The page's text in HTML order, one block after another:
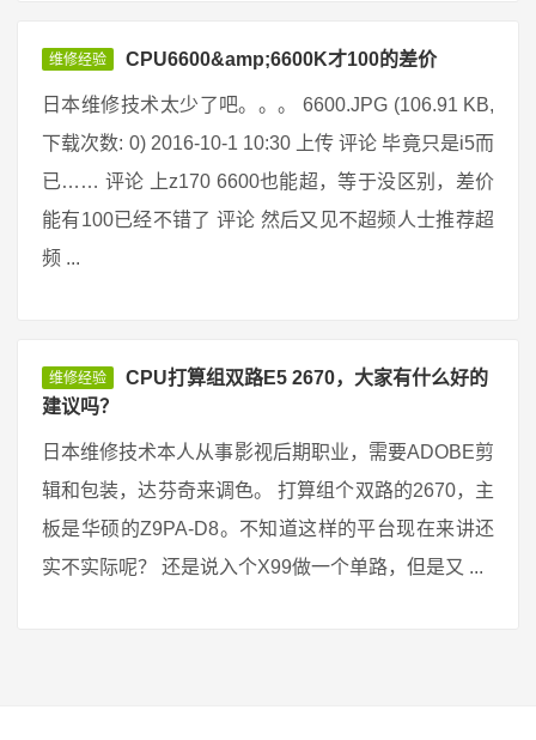
维修经验 CPU6600&amp;6600K才100的差价
日本维修技术太少了吧。。。 6600.JPG (106.91 KB,
下载次数: 0) 2016-10-1 10:30 上传 评论 毕竟只是i5而
已…… 评论 上z170 6600也能超，等于没区别，差价
能有100已经不错了 评论 然后又见不超频人士推荐超
频 ...
维修经验
CPU打算组双路E5 2670，大家有什么好的
建议吗？
日本维修技术本人从事影视后期职业，需要ADOBE剪
辑和包装，达芬奇来调色。 打算组个双路的2670，主
板是华硕的Z9PA-D8。不知道这样的平台现在来讲还
实不实际呢？ 还是说入个X99做一个单路，但是又 ...